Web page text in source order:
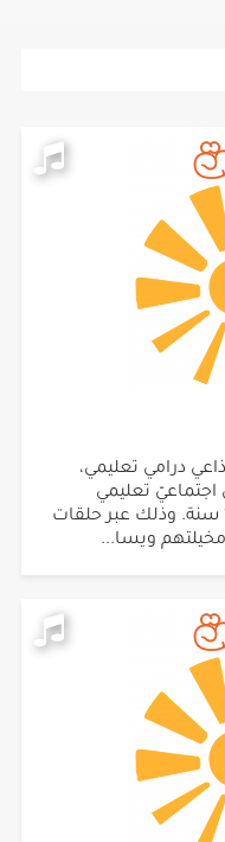
درامي تعليمي،
تعليمي
للأطفال الفلسطينيين من عمر 7-11 سنة. وذلك عبر حلقات
ويسا...